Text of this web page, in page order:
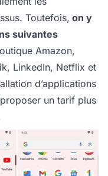
Toutefois, on y
suivantes
Amazon,
LinkedIn, Netflix et
d’applications
un tarif plus